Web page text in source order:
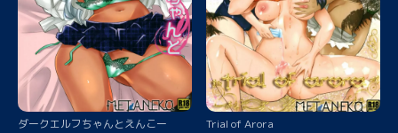
ダークエルフちゃんとえんこー Trial of Arora